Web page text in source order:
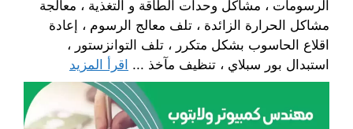
الرسومات ، مشاكل وحدات الطاقة و التغذية ، معالجة
مشاكل الحرارة الزائدة ، تلف معالج الرسوم ، إعادة
اقلاع الحاسوب بشكل متكرر ، تلف التوانزستور ،
استبدال بور سبلاي ، تنظيف مآخذ ... اقرأ المزيد